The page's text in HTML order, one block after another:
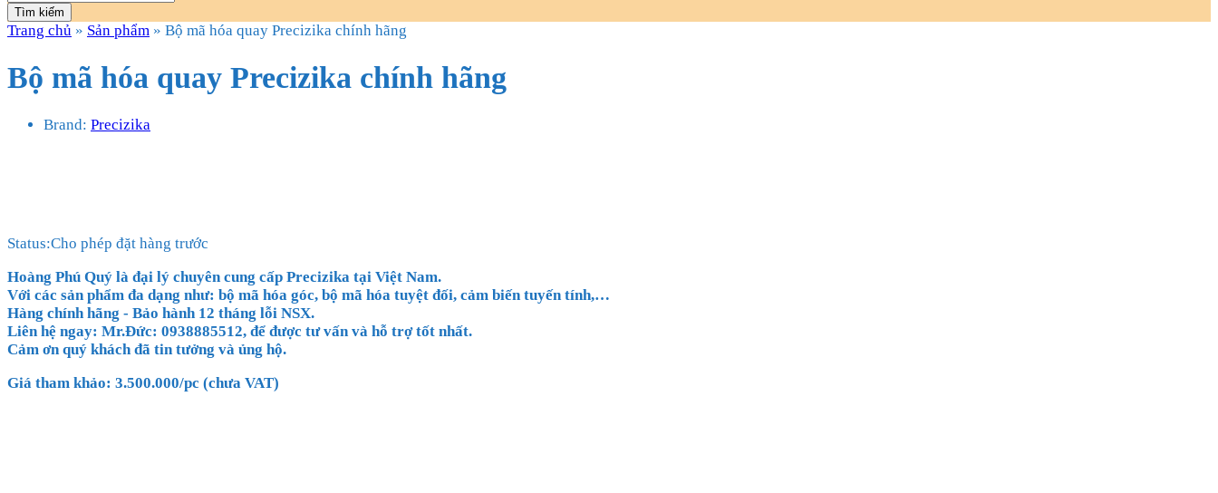
Tìm kiếm
Trang chủ » Sản phẩm » Bộ mã hóa quay Precizika chính hãng
Bộ mã hóa quay Precizika chính hãng
Brand: Precizika
Status:Cho phép đặt hàng trước
Hoàng Phú Quý là đại lý chuyên cung cấp Precizika tại Việt Nam.
Với các sản phẩm đa dạng như: bộ mã hóa góc, bộ mã hóa tuyệt đối, cảm biến tuyến tính,…
Hàng chính hãng - Bảo hành 12 tháng lỗi NSX.
Liên hệ ngay: Mr.Đức: 0938885512, để được tư vấn và hỗ trợ tốt nhất.
Cảm ơn quý khách đã tin tưởng và ủng hộ.
Giá tham khảo: 3.500.000/pc (chưa VAT)